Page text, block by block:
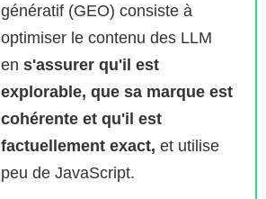
génératif (GEO) consiste à
optimiser le contenu des LLM
en s'assurer qu'il est
explorable, que sa marque est
cohérente et qu'il est
factuellement exact, et utilise
peu de JavaScript.